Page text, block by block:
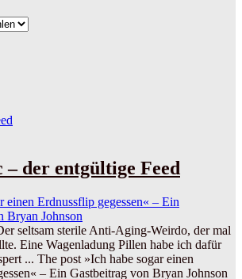
der entgültige Feed
einen Erdnussflip gegessen« – Ein
Bryan Johnson
seltsam sterile Anti-Aging-Weirdo, der mal
Eine Wagenladung Pillen habe ich dafür
... The post »Ich habe sogar einen
– Ein Gastbeitrag von Bryan Johnson